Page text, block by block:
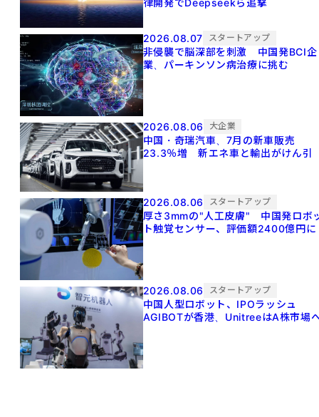
2026.08.07 スタートアップ
非侵襲で脳深部を刺激 中国発BCI企
業、パーキンソン病治療に挑む
2026.08.06 大企業
中国・奇瑞汽車、7月の新車販売
23.3％増 新エネ車と輸出がけん引
2026.08.06 スタートアップ
厚さ3mmの"人工皮膚" 中国発ロボ
ト触覚センサー、評価額2400億円に
2026.08.06 スタートアップ
中国人型ロボット、IPOラッシュ
AGIBOTが香港、UnitreeはA株市場